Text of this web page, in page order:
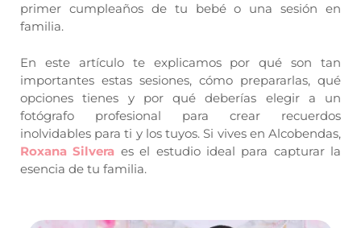
primer cumpleaños de tu bebé o una sesión en
familia.
En este artículo te explicamos por qué son tan
importantes estas sesiones, cómo prepararlas, qué
opciones tienes y por qué deberías elegir a un
fotógrafo profesional para crear recuerdos
inolvidables para ti y los tuyos. Si vives en Alcobendas,
Roxana Silvera es el estudio ideal para capturar la
esencia de tu familia.